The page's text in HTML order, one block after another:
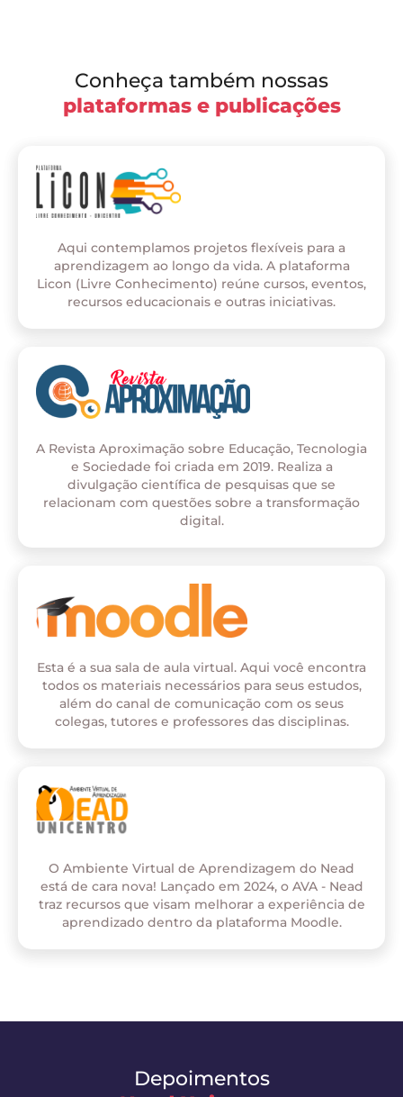
Conheça também nossas
plataformas e publicações
Aqui contemplamos projetos flexíveis para a
aprendizagem ao longo da vida. A plataforma
Licon (Livre Conhecimento) reúne cursos, eventos,
recursos educacionais e outras iniciativas.
A Revista Aproximação sobre Educação, Tecnologia
e Sociedade foi criada em 2019. Realiza a
divulgação científica de pesquisas que se
relacionam com questões sobre a transformação
digital.
Esta é a sua sala de aula virtual. Aqui você encontra
todos os materiais necessários para seus estudos,
além do canal de comunicação com os seus
colegas, tutores e professores das disciplinas.
O Ambiente Virtual de Aprendizagem do Nead
está de cara nova! Lançado em 2024, o AVA - Nead
traz recursos que visam melhorar a experiência de
aprendizado dentro da plataforma Moodle.
Depoimentos